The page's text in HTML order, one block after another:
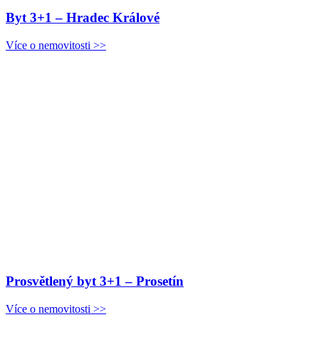
Byt 3+1 – Hradec Králové
Více o nemovitosti >>
Prosvětlený byt 3+1 – Prosetín
Více o nemovitosti >>